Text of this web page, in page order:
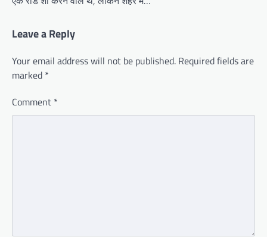
Leave a Reply
Your email address will not be published. Required fields are
marked *
Comment *